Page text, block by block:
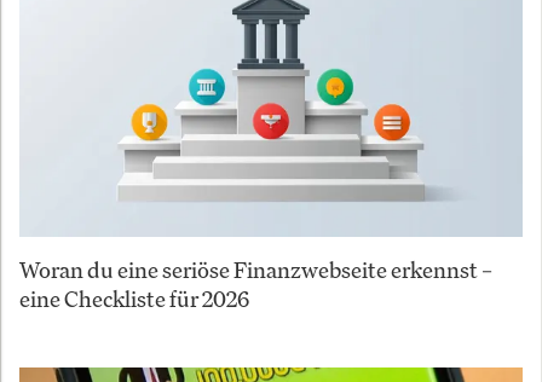
Woran du eine seriöse Finanzwebseite erkennst –
eine Checkliste für 2026